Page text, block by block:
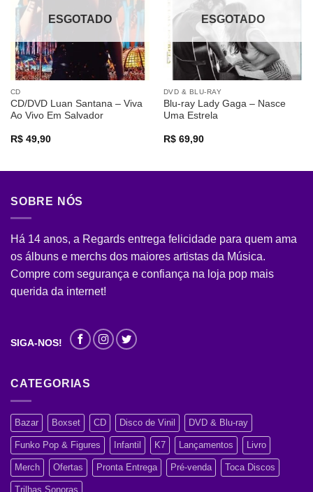
ESGOTADO
CD
CD/DVD Luan Santana – Viva
Ao Vivo Em Salvador
R$49,90
ESGOTADO
DVD & BLU-RAY
Blu-ray Lady Gaga – Nasce
Uma Estrela
R$69,90
SOBRE NÓS
Há 14 anos, a Regards entrega felicidade para quem ama
os álbuns e merchs dos maiores artistas da Música.
Compre com segurança e confiança na loja pop mais
querida da internet!
SIGA-NOS!
CATEGORIAS
Bazar Boxset CD Disco de Vinil DVD & Blu-ray
Funko Pop & Figures Infantil K7 Lançamentos Livro
Merch Ofertas Pronta Entrega Pré-venda Toca Discos
Trilhas Sonoras